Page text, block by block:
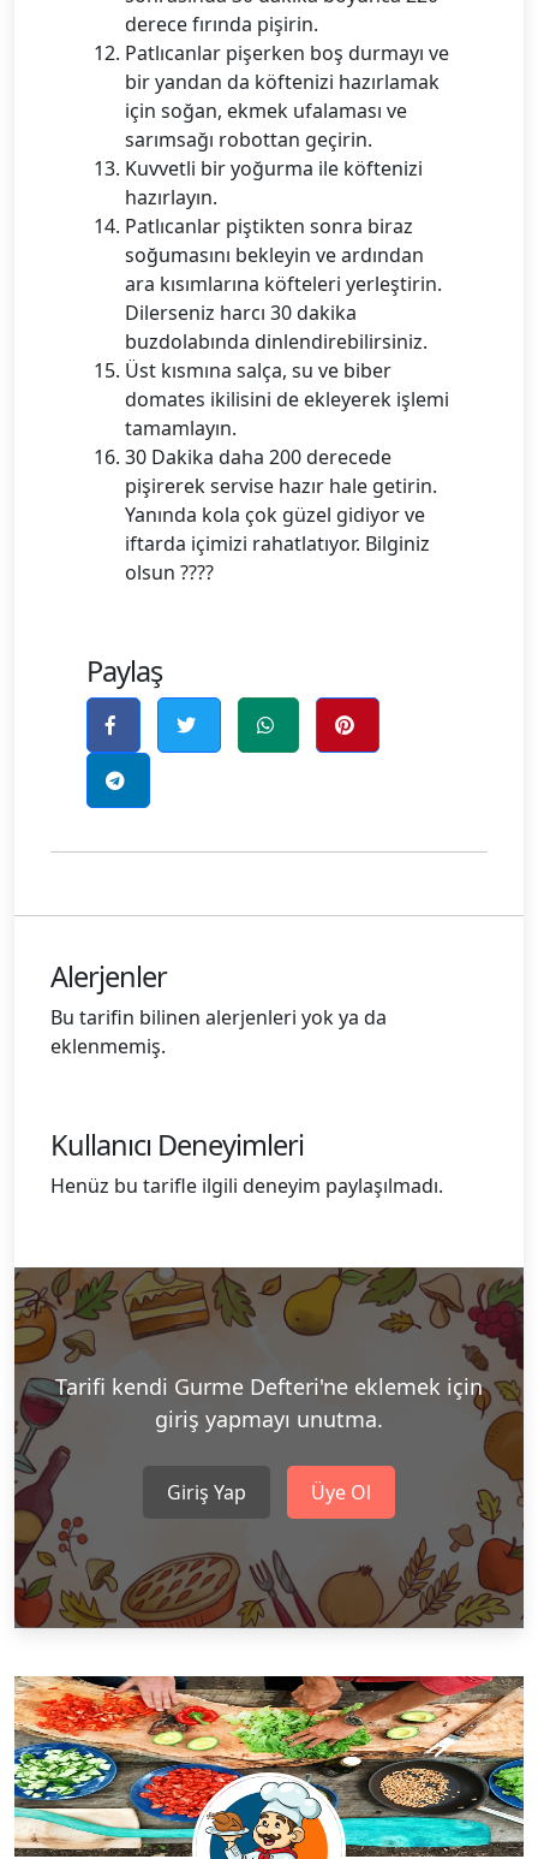
derece fırında pişirin.
Patlıcanlar pişerken boş durmayı ve
bir yandan da köftenizi hazırlamak
için soğan, ekmek ufalaması ve
sarımsağı robottan geçirin.
Kuvvetli bir yoğurma ile köftenizi
hazırlayın.
Patlıcanlar piştikten sonra biraz
soğumasını bekleyin ve ardından
ara kısımlarına köfteleri yerleştirin.
Dilerseniz harcı 30 dakika
buzdolabında dinlendirebilirsiniz.
Üst kısmına salça, su ve biber
domates ikilisini de ekleyerek işlemi
tamamlayın.
30 Dakika daha 200 derecede
pişirerek servise hazır hale getirin.
Yanında kola çok güzel gidiyor ve
iftarda içimizi rahatlatıyor. Bilginiz
olsun ????
Paylaş
Alerjenler
Bu tarifin bilinen alerjenleri yok ya da
eklenmemiş.
Kullanıcı Deneyimleri
Henüz bu tarifle ilgili deneyim paylaşılmadı.
Tarifi kendi Gurme Defteri'ne eklemek için
giriş yapmayı unutma.
Giriş Yap Üye Ol